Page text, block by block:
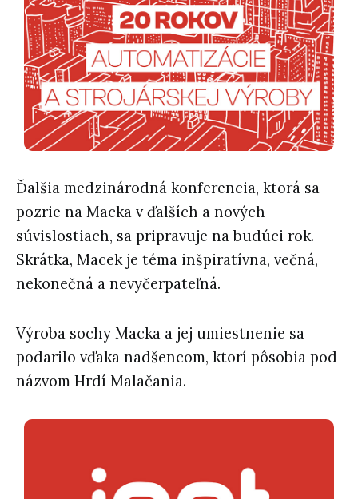
Ďalšia medzinárodná konferencia, ktorá sa
pozrie na Macka v ďalších a nových
súvislostiach, sa pripravuje na budúci rok.
Skrátka, Macek je téma inšpiratívna, večná,
nekonečná a nevyčerpateľná.
Výroba sochy Macka a jej umiestnenie sa
podarilo vďaka nadšencom, ktorí pôsobia pod
názvom Hrdí Malačania.